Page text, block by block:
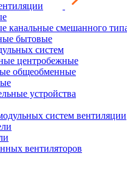
канальные смешанного
бытовые
систем
центробежные
общеобменные
устройства
систем вентиляции
вентиляторов